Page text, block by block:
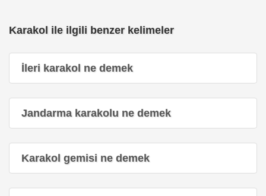
Karakol ile ilgili benzer kelimeler
İleri karakol ne demek
Jandarma karakolu ne demek
Karakol gemisi ne demek